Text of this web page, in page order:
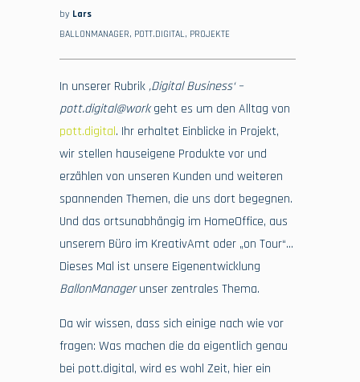
by Lars
BALLONMANAGER, POTT.DIGITAL, PROJEKTE
In unserer Rubrik‚Digital Business‘ –
pott.digital@workgeht es um den Alltag von
pott.digital. Ihr erhaltet Einblicke in Projekt,
wir stellen hauseigene Produkte vor und
erzählen von unseren Kunden und weiteren
spannenden Themen, die uns dort begegnen.
Und das ortsunabhängig im HomeOffice, aus
unserem Büro im KreativAmt oder „on Tour“…
Dieses Mal ist unsere Eigenentwicklung
BallonManagerunser zentrales Thema.
Da wir wissen, dass sich einige nach wie vor
fragen: Was machen die da eigentlich genau
bei pott.digital, wird es wohl Zeit, hier ein